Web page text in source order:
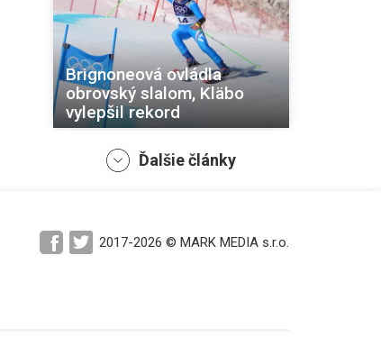
Brignoneová ovládla
obrovský slalom, Kläbo
vylepšil rekord
Historické zlato
Ďalšie články
2017-2026 © MARK MEDIA s.r.o.